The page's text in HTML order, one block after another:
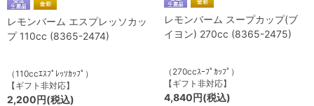
レモンバーム エスプレッソカッ
プ 110cc (8365-2474)
（110ccｴｽﾌﾟﾚｯｿｶｯﾌﾟ）
【ギフト非対応】
2,200円(税込)
レモンバーム スープカップ(ブ
イヨン) 270cc (8365-2475)
（270ccｽｰﾌﾟｶｯﾌﾟ）
【ギフト非対応】
4,840円(税込)